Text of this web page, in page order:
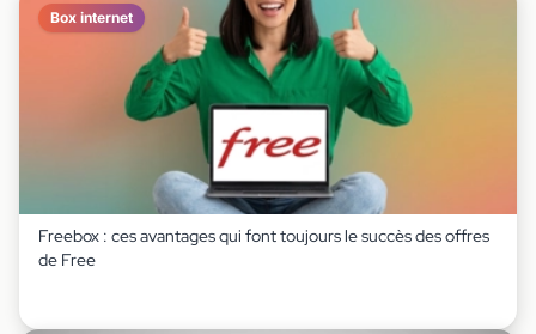
Box internet
Freebox : ces avantages qui font toujours le succès des offres
de Free